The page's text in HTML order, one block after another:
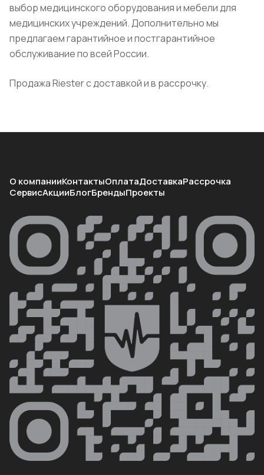
выбор медицинского оборудования и мебели для
медицинских учреждений. Дополнительно мы
предлагаем гарантийное и постгарантийное
обслуживание по всей России.
Продажа Riester с доставкой и в рассрочку.
О компанииКонтактыОплатаДоставкаРассрочка
СервисАкцииБлогБрендыПроекты